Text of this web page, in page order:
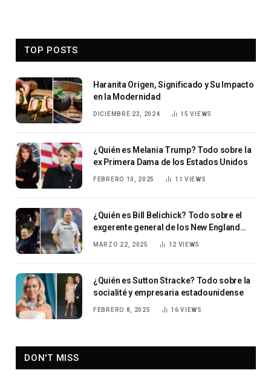
TOP POSTS
Haranita Origen, Significado y Su Impacto
en la Modernidad
DICIEMBRE 23, 2024 15VIEWS
¿Quién es Melania Trump? Todo sobre la
ex Primera Dama de los Estados Unidos
FEBRERO 10, 2025 11VIEWS
¿Quién es Bill Belichick? Todo sobre el
exgerente general de los New England
MARZO 22, 2025 12 VIEWS
¿Quién es Sutton Stracke? Todo sobre la
socialité y empresaria estadounidense
FEBRERO 8, 2025 16VIEWS
DON'T MISS